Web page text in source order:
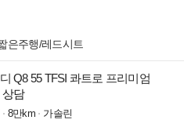
은주행/레드시트
Q8 55 TFSI 콰트로 프리미엄
상담
8만km
가솔린